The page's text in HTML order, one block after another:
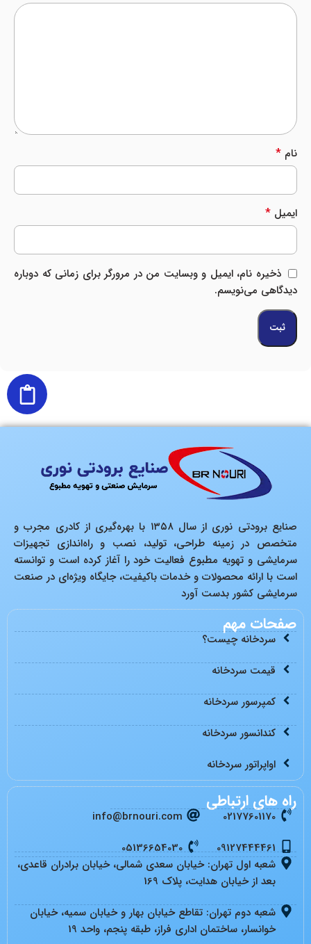
نام *
ایمیل *
ذخیره نام، ایمیل و وبسایت من در مرورگر برای زمانی که دوباره
دیدگاهی می‌نویسم.
صنایع برودتی نوری از سال ۱۳۵۸ با بهره‌گیری از کادری مجرب و
متخصص در زمینه طراحی، تولید، نصب و راه‌اندازی تجهیزات
سرمایشی و تهویه مطبوع فعالیت خود را آغاز کرده است و توانسته
است با ارائه محصولات و خدمات باکیفیت، جایگاه ویژه‌ای در صنعت
سرمایشی کشور بدست آورد
صفحات مهم
سردخانه چیست؟
قیمت سردخانه
کمپرسور سردخانه
کندانسور سردخانه
اواپراتور سردخانه
راه های ارتباطی
02177601170
09127444461
info@brnouri.com
05136654030
شعبه اول تهران: خیابان سعدی شمالی، خیابان برادران قاعدی،
بعد از خیابان هدایت، پلاک 169
شعبه دوم تهران: تقاطع خیابان بهار و خیابان سمیه، خیابان
خوانسار، ساختمان اداری فراز، طبقه پنجم، واحد 19